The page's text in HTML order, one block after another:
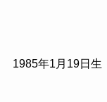
1985年1 月 19日生